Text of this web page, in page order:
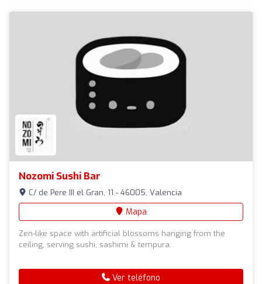
Nozomi Sushi Bar
C/ de Pere III el Gran, 11 - 46005, Valencia
Mapa
Zen-like space with artificial blossoms hanging from the
ceiling, serving sushi, sashimi & tempura.
Ver teléfono